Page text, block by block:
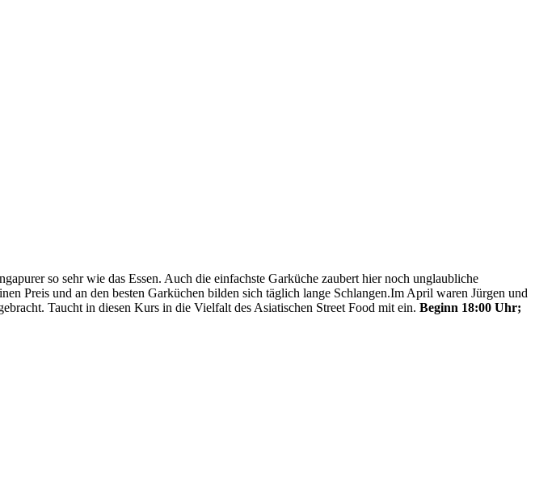
so sehr wie das Essen. Auch die einfachste Garküche zaubert hier noch unglaubliche
Preis und an den besten Garküchen bilden sich täglich lange Schlangen.Im April waren Jürgen und
Taucht in diesen Kurs in die Vielfalt des Asiatischen Street Food mit ein. Beginn 18:00 Uhr;